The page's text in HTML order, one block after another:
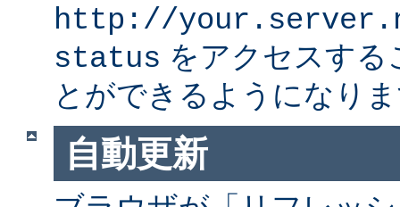
http://
status をアクセスす
とができるようになり
自動更新